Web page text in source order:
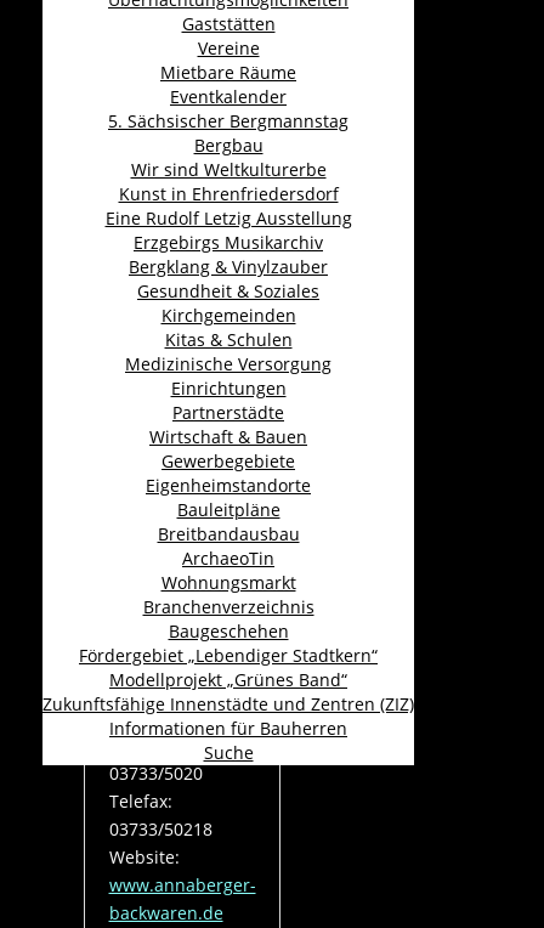
Gaststätten
Vereine
Mietbare Räume
Eventkalender
5. Sächsischer Bergmannstag
Bergbau
Wir sind Weltkulturerbe
Kunst in Ehrenfriedersdorf
Eine Rudolf Letzig Ausstellung
Erzgebirgs Musikarchiv
Bergklang & Vinylzauber
Gesundheit & Soziales
Kirchgemeinden
Kitas & Schulen
Medizinische Versorgung
Einrichtungen
Partnerstädte
Wirtschaft & Bauen
Gewerbegebiete
Eigenheimstandorte
Bauleitpläne
Breitbandausbau
ArchaeoTin
Wohnungsmarkt
Branchenverzeichnis
Baugeschehen
Fördergebiet „Lebendiger Stadtkern“
Modellprojekt „Grünes Band“
Zukunftsfähige Innenstädte und Zentren (ZIZ)
Informationen für Bauherren
Suche
Co. KG
Kategorie:
Lebensmittel &
Getränke
Chemnitzer
Straße 52, 09427,
Ehrenfriedersdorf
Telefon:
0352047690
wie-
kontakt@aldi-
nord.de
MEHR...
Annaberger
Backwaren
GmbH
Kategorie:Bäcker
Markt 15, 09427,
Ehrenfriedersdorf
Telefon:
03733/5020
Telefax:
03733/50218
Website:
www.annaberger-
backwaren.de